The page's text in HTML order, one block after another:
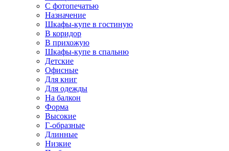
С фотопечатью
Назначение
Шкафы-купе в гостиную
В коридор
В прихожую
Шкафы-купе в спальню
Детские
Офисные
Для книг
Для одежды
На балкон
Форма
Высокие
Г-образные
Длинные
Низкие